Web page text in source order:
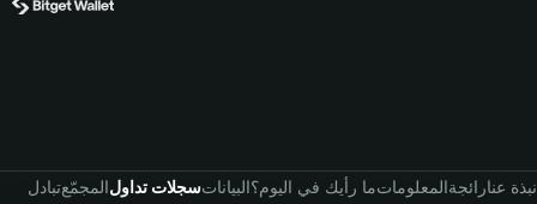
تبادلالمجمّعسجلات تداولالبياناتما رأيك في اليوم؟المعلوماترائجةنبذة عنا